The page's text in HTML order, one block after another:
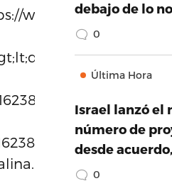
?
?
debajo de lo
0
Última Hora
Israel lanzó el
número de
desde
0